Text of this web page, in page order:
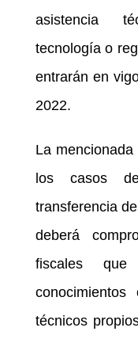
asistencia
tecnología o
entrarán en
2022.
La
los casos
transferencia
deberá
fiscales
técnicos